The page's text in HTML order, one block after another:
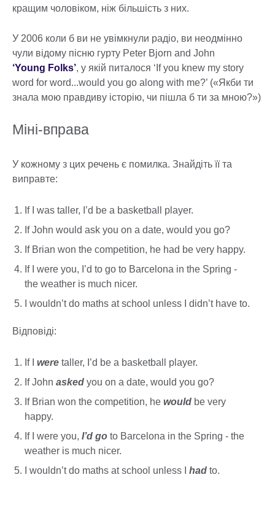
кращим чоловіком, ніж більшість з них.
У 2006 коли б ви не увімкнули радіо, ви неодмінно
чули відому пісню гурту Peter Bjorn and John
‘Young Folks’, у якій питалося ‘If you knew my story
word for word...would you go along with me?’ («Якби ти
знала мою правдиву історію, чи пішла б ти за мною?»)
Міні-вправа
У кожному з цих речень є помилка. Знайдіть її та
виправте:
If I was taller, I’d be a basketball player.
If John would ask you on a date, would you go?
If Brian won the competition, he had be very happy.
If I were you, I’d to go to Barcelona in the Spring -
the weather is much nicer.
I wouldn’t do maths at school unless I didn’t have to.
Відповіді:
If I were taller, I’d be a basketball player.
If John asked you on a date, would you go?
If Brian won the competition, he would be very
happy.
If I were you, I’d go to Barcelona in the Spring - the
weather is much nicer.
I wouldn’t do maths at school unless I
had to.